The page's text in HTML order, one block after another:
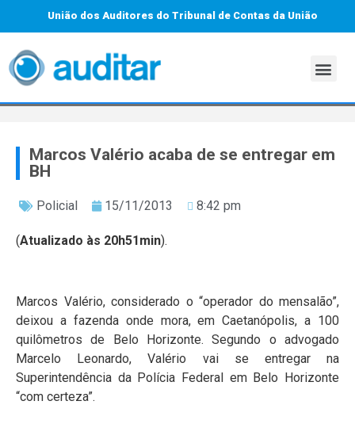
União dos Auditores do Tribunal de Contas da União
Marcos Valério acaba de se entregar em
BH
Policial 15/11/2013 8:42 pm
(Atualizado às 20h51min).
Marcos Valério, considerado o “operador do mensalão”,
deixou a fazenda onde mora, em Caetanópolis, a 100
quilômetros de Belo Horizonte. Segundo o advogado
Marcelo Leonardo, Valério vai se entregar na
Superintendência da Polícia Federal em Belo Horizonte
“com certeza”.